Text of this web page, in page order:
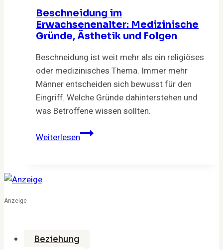
Beschneidung im
Erwachsenenalter: Medizinische
Gründe, Ästhetik und Folgen
Beschneidung ist weit mehr als ein religiöses
oder medizinisches Thema. Immer mehr
Männer entscheiden sich bewusst für den
Eingriff. Welche Gründe dahinterstehen und
was Betroffene wissen sollten.
WeiterlesenBeschneidung
Anzeige
Beziehung